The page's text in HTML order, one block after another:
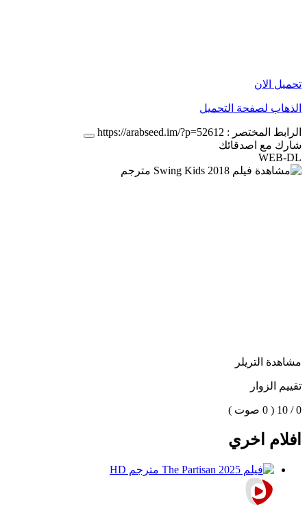
تحميل الان
الذهاب لصفحة التحميل
الرابط المختصر : https://arabseed.im/?p=52612
شارك مع اصدقائك
WEB-DL
مشاهدة التريلر
تقييم الزوار
0 / 10 ( 0 صوت )
افلام اخري